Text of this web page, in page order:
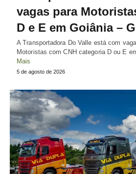
vagas para
D e E em Goiânia –
A Transportadora Do Valle está com
Motoristas com CNH categoria D ou E
Mais
5 de agosto de 2026